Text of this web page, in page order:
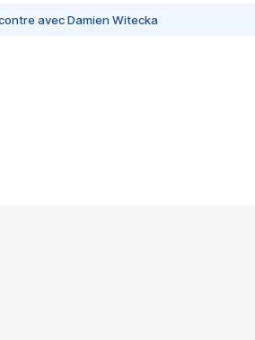
avec Damien Witecka